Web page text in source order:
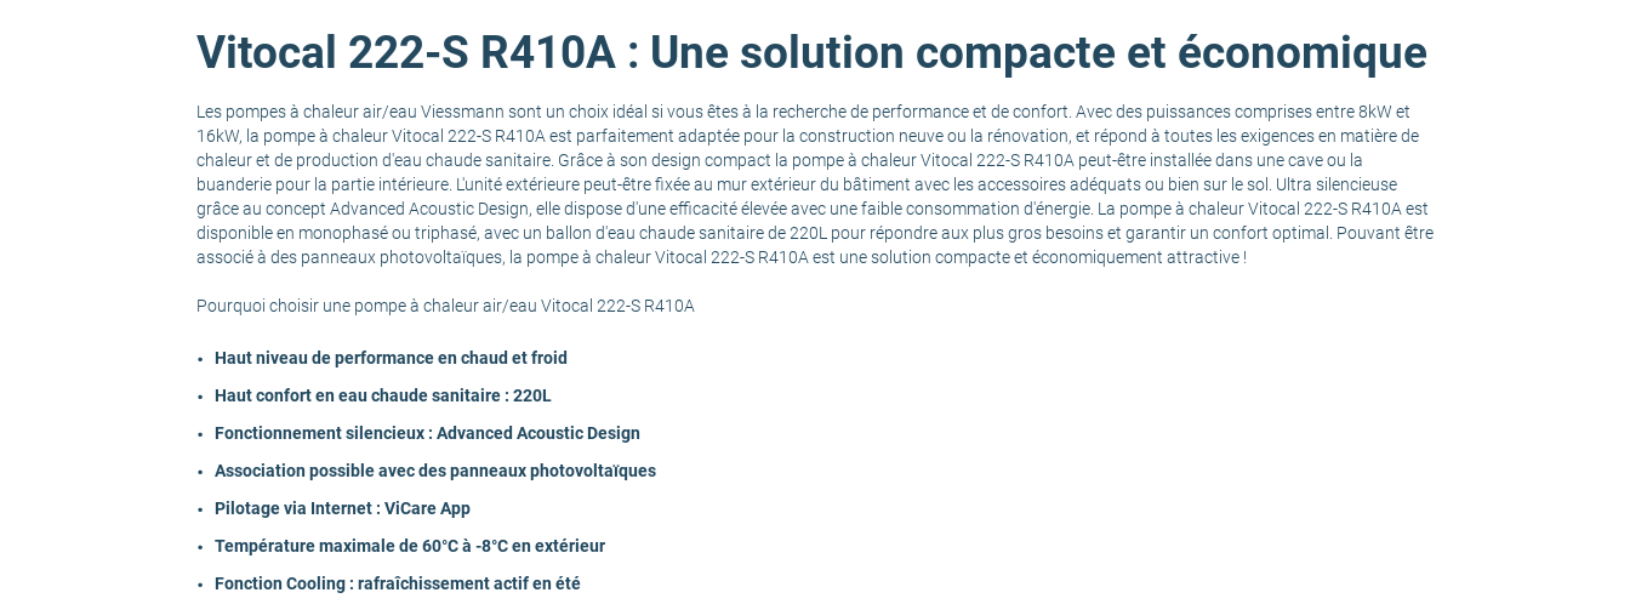
Puissance calorifique à -7°C ext / 55°C eau (kW) 9.5
SCOP 3.1
Classe énergétique A++
Economies d'énergie
Fluide Frigorigène
Vitocal 222-S R410A : Une solution compacte et économique
Les pompes à chaleur air/eau Viessmann sont un choix idéal si vous êtes à la recherche de performance et de confort. Avec des puissances comprises entre 8kW et
16kW, la pompe à chaleur Vitocal 222-S R410A est parfaitement adaptée pour la construction neuve ou la rénovation, et répond à toutes les exigences en matière de
chaleur et de production d'eau chaude sanitaire. Grâce à son design compact la pompe à chaleur Vitocal 222-S R410A peut-être installée dans une cave ou la
buanderie pour la partie intérieure. L'unité extérieure peut-être fixée au mur extérieur du bâtiment avec les accessoires adéquats ou bien sur le sol. Ultra silencieuse
grâce au concept Advanced Acoustic Design, elle dispose d'une efficacité élevée avec une faible consommation d'énergie. La pompe à chaleur Vitocal 222-S R410A est
disponible en monophasé ou triphasé, avec un ballon d'eau chaude sanitaire de 220L pour répondre aux plus gros besoins et garantir un confort optimal. Pouvant être
associé à des panneaux photovoltaïques, la pompe à chaleur Vitocal 222-S R410A est une solution compacte et économiquement attractive !
Pourquoi choisir une pompe à chaleur air/eau Vitocal 222-S R410A
Haut niveau de performance en chaud et froid
Haut confort en eau chaude sanitaire : 220L
Fonctionnement silencieux : Advanced Acoustic Design
Association possible avec des panneaux photovoltaïques
Pilotage via Internet : ViCare App
Température maximale de 60°C à -8°C en extérieur
Fonction Cooling : rafraîchissement actif en été